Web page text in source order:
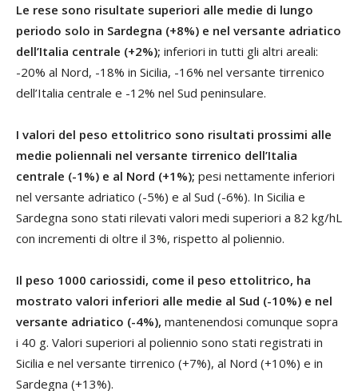
Le rese sono risultate superiori alle medie di lungo
periodo solo in Sardegna (+8%) e nel versante adriatico
dell’Italia centrale (+2%); inferiori in tutti gli altri areali:
-20% al Nord, -18% in Sicilia, -16% nel versante tirrenico
dell’Italia centrale e -12% nel Sud peninsulare.
I valori del peso ettolitrico sono risultati prossimi alle
medie poliennali nel versante tirrenico dell’Italia
centrale (-1%) e al Nord (+1%); pesi nettamente inferiori
nel versante adriatico (-5%) e al Sud (-6%). In Sicilia e
Sardegna sono stati rilevati valori medi superiori a 82 kg/hL
con incrementi di oltre il 3%, rispetto al poliennio.
Il peso 1000 cariossidi, come il peso ettolitrico, ha
mostrato valori inferiori alle medie al Sud (-10%) e nel
versante adriatico (-4%), mantenendosi comunque sopra
i 40 g. Valori superiori al poliennio sono stati registrati in
Sicilia e nel versante tirrenico (+7%), al Nord (+10%) e in
Sardegna (+13%).